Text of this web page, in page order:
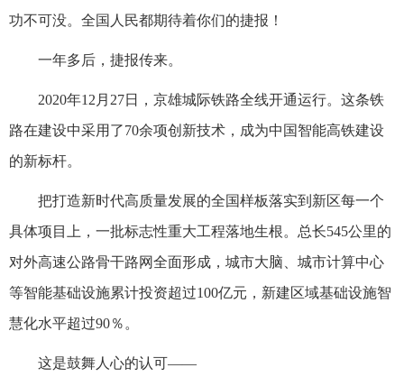
功不可没。全国人民都期待着你们的捷报！
一年多后，捷报传来。
2020年12月27日，京雄城际铁路全线开通运行。这条铁
路在建设中采用了70余项创新技术，成为中国智能高铁建设
的新标杆。
把打造新时代高质量发展的全国样板落实到新区每一个
具体项目上，一批标志性重大工程落地生根。总长545公里的
对外高速公路骨干路网全面形成，城市大脑、城市计算中心
等智能基础设施累计投资超过100亿元，新建区域基础设施智
慧化水平超过90％。
这是鼓舞人心的认可——